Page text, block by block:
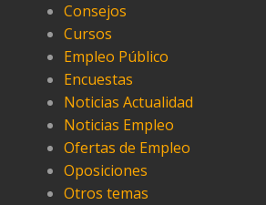
Consejos
Cursos
Empleo Público
Encuestas
Noticias Actualidad
Noticias Empleo
Ofertas de Empleo
Oposiciones
Otros temas